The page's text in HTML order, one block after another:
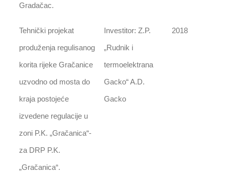
Gradačac.
Tehnički projekat
produženja regulisanog
korita rijeke Gračanice
uzvodno od mosta do
kraja postojeće
izvedene regulacije u
zoni P.K. „Gračanica“-
za DRP P.K.
„Gračanica“.
Investitor: Z.P.
„Rudnik i
termoelektrana
Gacko“ A.D.
Gacko
2018